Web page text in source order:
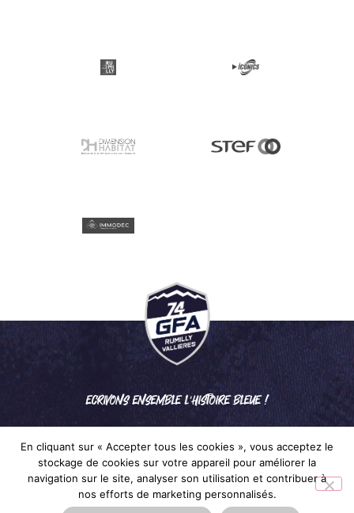
ECRIVONS ENSEMBLE L'HISTOIRE BLEUE !
Mentions légales – © 2024 GFA RUMILLY VALLIÈRES
En cliquant sur « Accepter tous les cookies », vous acceptez le
stockage de cookies sur votre appareil pour améliorer la
navigation sur le site, analyser son utilisation et contribuer à
nos efforts de marketing personnalisés.